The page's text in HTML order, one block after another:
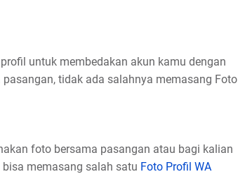
untuk membedakan akun kamu dengan
tidak ada salahnya memasang Foto
foto bersama pasangan atau bagi kalian
memasang salah satu Foto Profil WA